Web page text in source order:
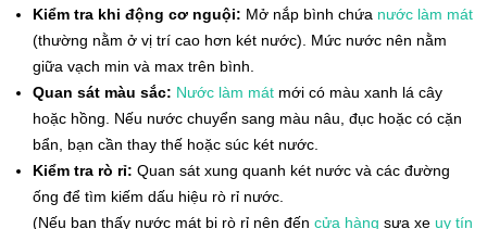
Kiểm tra khi động cơ nguội: Mở nắp bình chứa nước làm mát
(thường nằm ở vị trí cao hơn két nước). Mức nước nên nằm
giữa vạch min và max trên bình.
Quan sát màu sắc: Nước làm mát mới có màu xanh lá cây
hoặc hồng. Nếu nước chuyển sang màu nâu, đục hoặc có cặn
bẩn, bạn cần thay thế hoặc súc két nước.
Kiểm tra rò rỉ: Quan sát xung quanh két nước và các đường
ống để tìm kiếm dấu hiệu rò rỉ nước.
(Nếu bạn thấy nước mát bị rò rỉ nên đến cửa hàng sưa xe uy tín